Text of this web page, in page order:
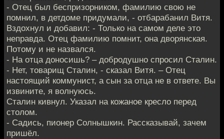
- Отец был беспризорником, фамилию свою не
помнил, в детдоме придумали, - отбарабанил Витя.
Вздохнул и добавил: - Только на самом деле это
неправда. Отец фамилию помнит, она дворянская.
Потому и не назвался.
- На отца доносишь? – добродушно спросил Сталин.
- Нет, товарищ Сталин, - сказал Витя. – Отец
настоящий коммунист, а сын за отца не в ответе. Вы
извините, я волнуюсь.
Сталин кивнул. Указал на кожаное кресло перед
столом.
- Садись, пионер Солнышкин. Рассказывай, зачем
пришёл.